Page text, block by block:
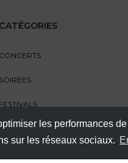
les performances
sur les réseaux sociaux.
CATÉGORIES
CONCERTS
SOIREES
FESTIVALS